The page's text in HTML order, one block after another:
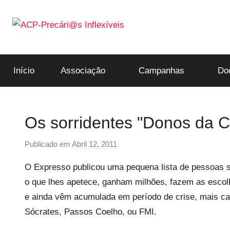
para
ACP-
Precári@s
Início Associação Campanhas
Os sorridentes "Donos da
Publicado em Abril 12, 2011
r
p
r
e
O Expresso publicou uma pequena lista de
o que lhes apetece, ganham milhões, fazem as
e ainda vêm acumulada em período de crise, mais
Sócrates, Passos Coelho, ou FMI.